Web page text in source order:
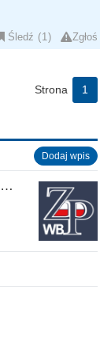
Śledź 1 Zgłoś
Strona 1
Dodaj wpis
Zjednoczenie Polskie w Wielkiej Brytanii